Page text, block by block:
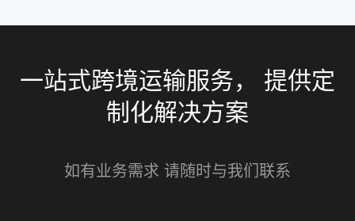
一站式跨境运输服务， 提供定
制化解决方案
如有业务需求 请随时与我们联系